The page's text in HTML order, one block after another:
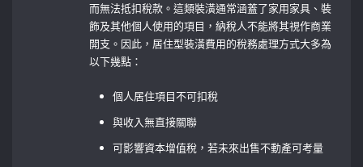
而無法抵扣稅款。這類裝潢通常涵蓋了家用家具、裝
飾及其他個人使用的項目，納稅人不能將其視作商業
開支。因此，居住型裝潢費用的稅務處理方式大多為
以下幾點：
個人居住項目不可扣稅
與收入無直接關聯
可影響資本增值稅，若未來出售不動產可考量